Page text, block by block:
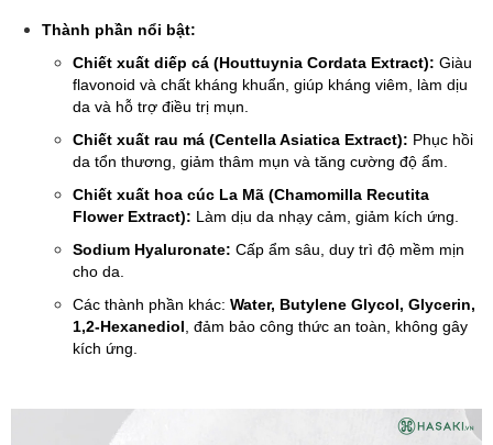
Thành phần nổi bật:
Chiết xuất diếp cá (Houttuynia Cordata Extract): Giàu
flavonoid và chất kháng khuẩn, giúp kháng viêm, làm dịu
da và hỗ trợ điều trị mụn.
Chiết xuất rau má (Centella Asiatica Extract): Phục hồi
da tổn thương, giảm thâm mụn và tăng cường độ ẩm.
Chiết xuất hoa cúc La Mã (Chamomilla Recutita
Flower Extract): Làm dịu da nhạy cảm, giảm kích ứng.
Sodium Hyaluronate: Cấp ẩm sâu, duy trì độ mềm mịn
cho da.
Các thành phần khác: Water, Butylene Glycol, Glycerin,
1,2-Hexanediol , đảm bảo công thức an toàn, không gây
kích ứng.